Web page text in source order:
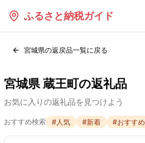
ふるさと納税ガイド
宮城県の返戻品一覧に戻る
宮城県 蔵王町の返礼品
お気に入りの返礼品を見つけよう
おすすめ検索 #人気 #新着 #おすすめ